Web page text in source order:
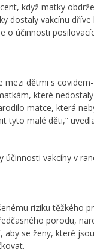
když matky
dostaly vakcínu
o účinnosti
mezi dětmi s
které
matce, která
tyto malé děti,“
účinnosti vakcíny v
riziku těžkého
porodu,
aby se ženy, které